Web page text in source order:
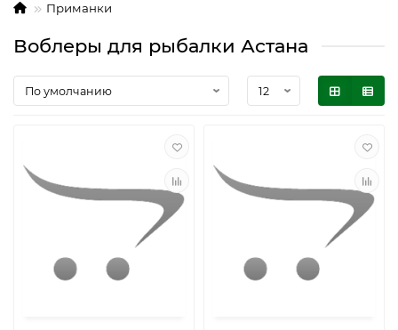
Приманки
Воблеры для рыбалки Астана